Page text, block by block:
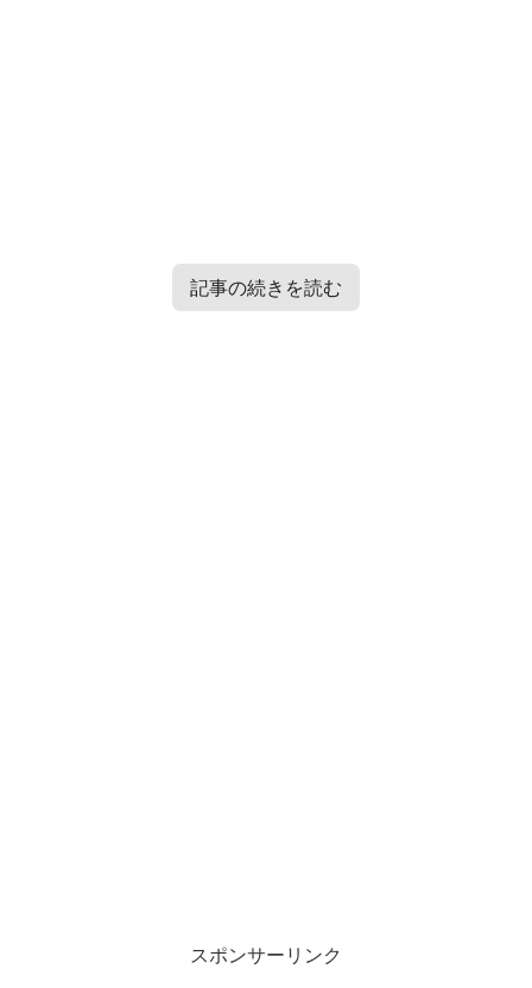
記事の続きを読む
スポンサーリンク